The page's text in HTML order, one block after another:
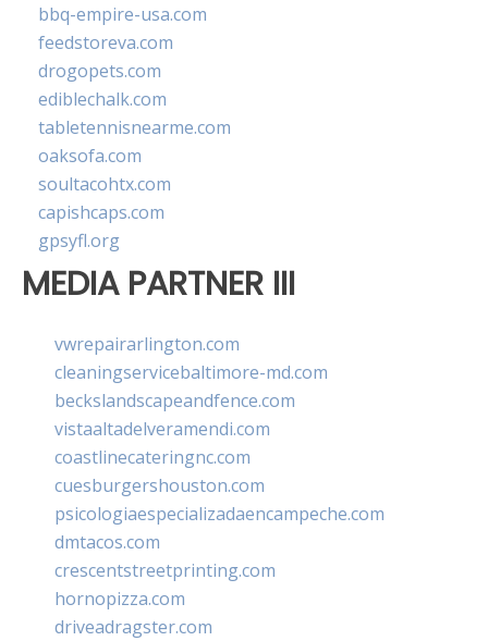
bbq-empire-usa.com
feedstoreva.com
drogopets.com
ediblechalk.com
tabletennisnearme.com
oaksofa.com
soultacohtx.com
capishcaps.com
gpsyfl.org
MEDIA PARTNER III
vwrepairarlington.com
cleaningservicebaltimore-md.com
beckslandscapeandfence.com
vistaaltadelveramendi.com
coastlinecateringnc.com
cuesburgershouston.com
psicologiaespecializadaencampeche.com
dmtacos.com
crescentstreetprinting.com
hornopizza.com
driveadragster.com